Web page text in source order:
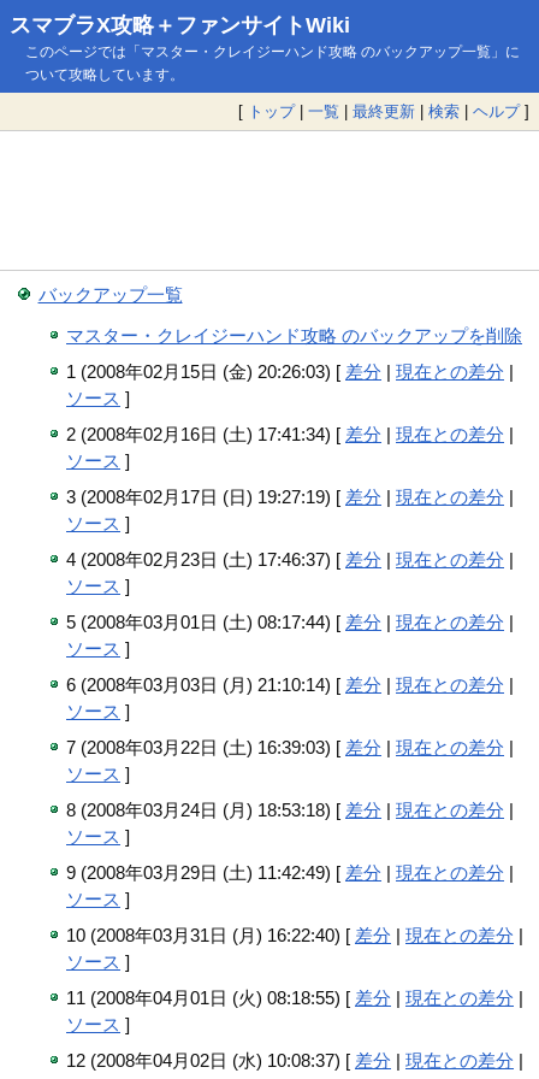
スマブラX攻略＋ファンサイトWiki
このページでは「マスター・クレイジーハンド攻略 のバックアップ一覧」に
ついて攻略しています。
[ トップ| 一覧 | 最終更新 | 検索 | ヘルプ]
バックアップ一覧
マスター・クレイジーハンド攻略 のバックアップを削除
1 (2008年02月15日 (金) 20:26:03) [ 差分 |現在との差分 |
ソース ]
2 (2008年02月16日 (土) 17:41:34) [ 差分 |現在との差分 |
ソース ]
3 (2008年02月17日 (日) 19:27:19) [ 差分 |現在との差分 |
ソース ]
4 (2008年02月23日 (土) 17:46:37) [ 差分 |現在との差分 |
ソース ]
5 (2008年03月01日 (土) 08:17:44) [ 差分 |現在との差分 |
ソース ]
6 (2008年03月03日 (月) 21:10:14) [ 差分 |現在との差分 |
ソース ]
7 (2008年03月22日 (土) 16:39:03) [ 差分 |現在との差分 |
ソース ]
8 (2008年03月24日 (月) 18:53:18) [ 差分 |現在との差分 |
ソース ]
9 (2008年03月29日 (土) 11:42:49) [ 差分 |現在との差分 |
ソース ]
10 (2008年03月31日 (月) 16:22:40) [ 差分 |現在との差分 |
ソース ]
11 (2008年04月01日 (火) 08:18:55) [ 差分 |現在との差分 |
ソース ]
12 (2008年04月02日 (水) 10:08:37) [ 差分 |現在との差分 |